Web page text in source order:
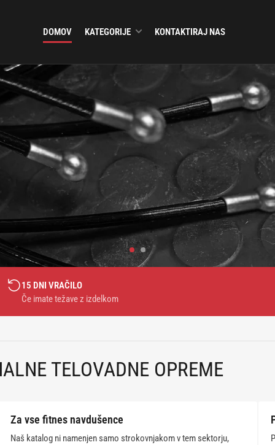
DOMOV KATEGORIJE KONTAKTIRAJ NAS
15 DNI VRAČILO
Če imate težave z izdelkom
TELOVADNE OPREME
Za vse fitnes navdušence
Naš katalog ni namenjen samo strokovnjakom v tem sektorju,